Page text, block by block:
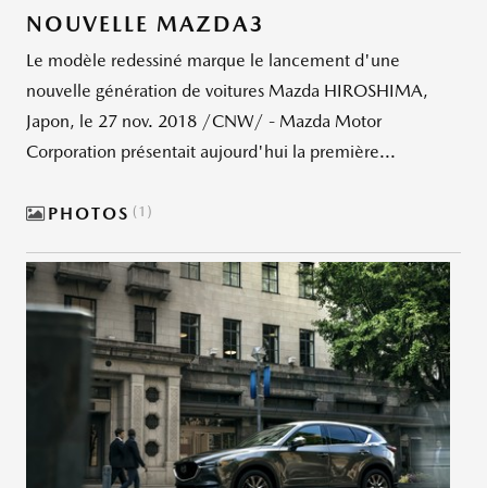
NOUVELLE MAZDA3
Le modèle redessiné marque le lancement d'une
nouvelle génération de voitures Mazda HIROSHIMA,
Japon, le 27 nov. 2018 /CNW/ - Mazda Motor
Corporation présentait aujourd'hui la première...
PHOTOS 1